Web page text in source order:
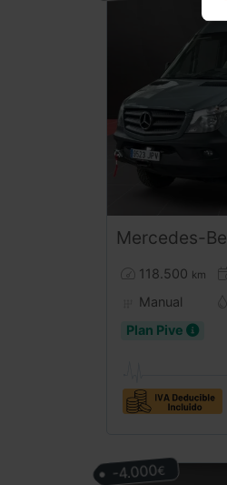
Mercedes-
118.500 km
Manual
Plan Pive
-4.000€